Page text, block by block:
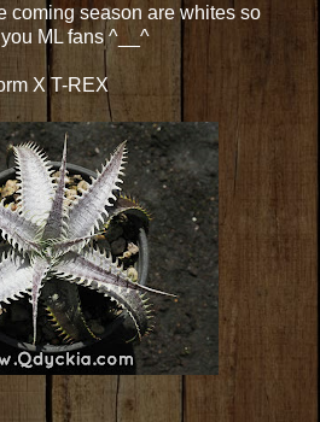
coming season are whites so
ML fans ^__^
X T-REX